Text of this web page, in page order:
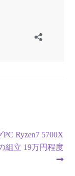
Ryzen7 5700X
組立 19万円程度